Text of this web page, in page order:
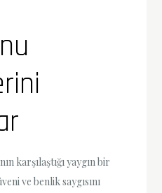
karşılaştığı yaygın bir
ve benlik saygısını